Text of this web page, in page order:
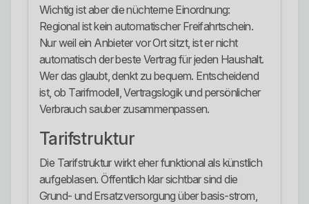
Wichtig ist aber die nüchterne Einordnung:
Regional ist kein automatischer Freifahrtschein.
Nur weil ein Anbieter vor Ort sitzt, ist er nicht
automatisch der beste Vertrag für jeden Haushalt.
Wer das glaubt, denkt zu bequem. Entscheidend
ist, ob Tarifmodell, Vertragslogik und persönlicher
Verbrauch sauber zusammenpassen.
Tarifstruktur
Die Tarifstruktur wirkt eher funktional als künstlich
aufgeblasen. Öffentlich klar sichtbar sind die
Grund- und Ersatzversorgung über basis-strom,